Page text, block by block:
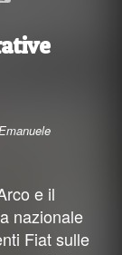
e il
nazionale
Fiat sulle